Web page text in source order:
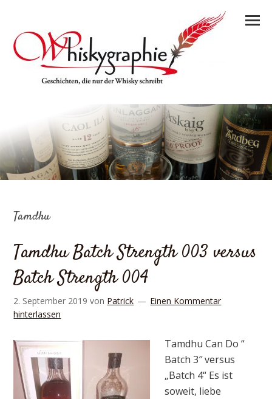
Tamdhu
Tamdhu Batch Strength 003 versus
Batch Strength 004
2. September 2019 von Patrick
Einen Kommentar
hinterlassen
Tamdhu Can Do “
Batch 3″ versus
„Batch 4“ Es ist
soweit, liebe